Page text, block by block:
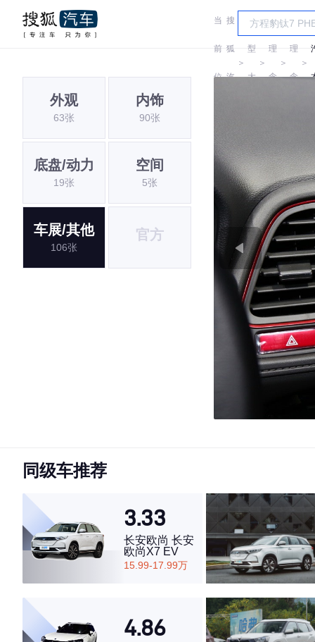
当
前
位
搜
狐
汽
＞
车
型
大
＞
理
念
＞
理
念
＞
外观
63张
内饰
90张
底盘/动力
19张
空间
5张
车展/其他
106张
官方
同级车推荐
3.33
长安欧尚 长安
欧尚X7 EV
15.99-17.99万
4.86